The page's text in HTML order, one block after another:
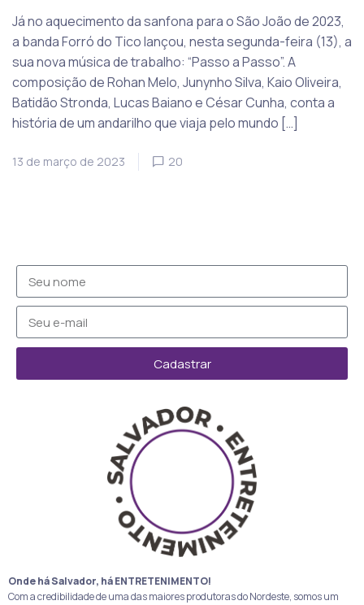
Já no aquecimento da sanfona para o São João de 2023,
a banda Forró do Tico lançou, nesta segunda-feira (13), a
sua nova música de trabalho: “Passo a Passo”. A
composição de Rohan Melo, Junynho Silva, Kaio Oliveira,
Batidão Stronda, Lucas Baiano e César Cunha, conta a
história de um andarilho que viaja pelo mundo […]
13 de março de 2023 20
Cadastrar
Onde há Salvador, há ENTRETENIMENTO!
Com a credibilidade de uma das maiores produtoras do Nordeste, somos um